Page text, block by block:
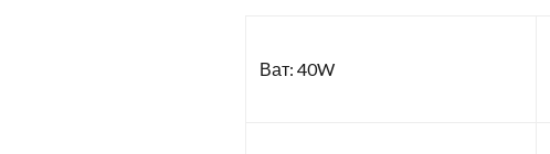
Ват: 40W